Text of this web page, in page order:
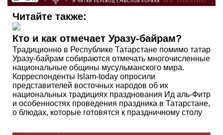
Читайте также:
Кто и как отмечает Уразу-байрам?
Традиционно в Республике Татарстане помимо татар
Уразу-байрам собираются отмечать многочисленные
национальные общины мусульманского мира.
Корреспонденты Islam-today опросили
представителей восточных народов об их
национальных традициях празднования Ид аль-Фитр
и особенностях проведения праздника в Татарстане,
о блюдах, которые готовятся к праздничному столу